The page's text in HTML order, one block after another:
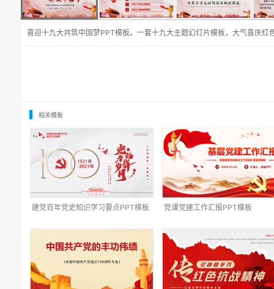
喜迎十九大共筑中国梦PPT模板。一套十九大主题幻灯片模板，大气喜庆红
相关模板
建党百年党史知识学习要点PPT模板 党课党建工作汇报PPT模板